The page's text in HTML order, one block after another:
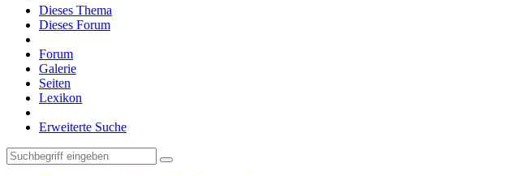
Dieses Thema
Dieses Forum
Forum
Galerie
Seiten
Lexikon
Erweiterte Suche